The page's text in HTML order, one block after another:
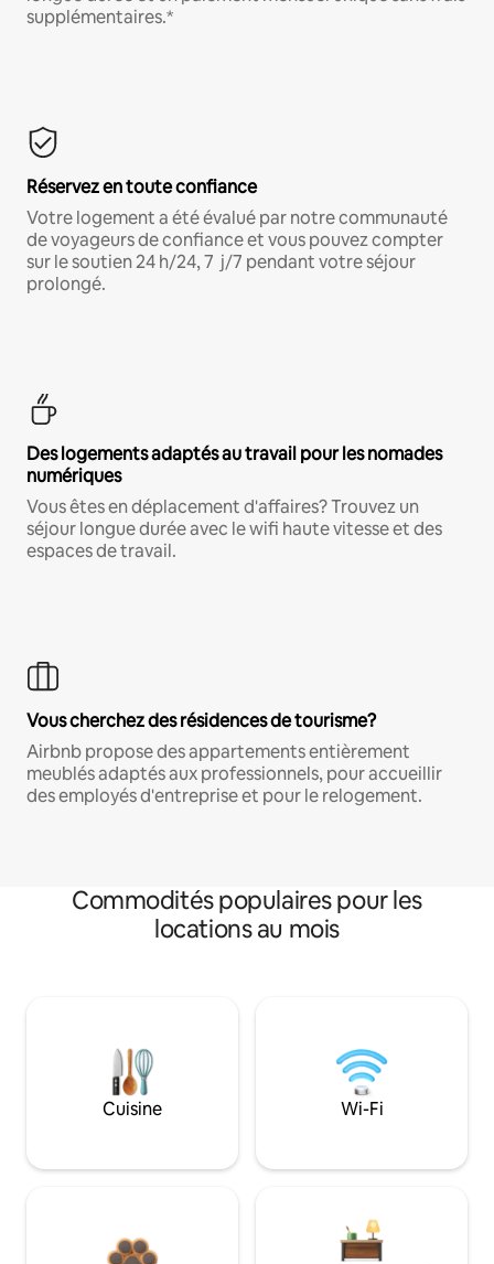
supplémentaires.*
Réservez en toute confiance
Votre logement a été évalué par notre communauté
de voyageurs de confiance et vous pouvez compter
sur le soutien 24 h/24, 7 j/7 pendant votre séjour
prolongé.
Des logements adaptés au travail pour les nomades
numériques
Vous êtes en déplacement d'affaires? Trouvez un
séjour longue durée avec le wifi haute vitesse et des
espaces de travail.
Vous cherchez des résidences de tourisme?
Airbnb propose des appartements entièrement
meublés adaptés aux professionnels, pour accueillir
des employés d'entreprise et pour le relogement.
Commodités populaires pour les
locations au mois
Cuisine Wi-Fi